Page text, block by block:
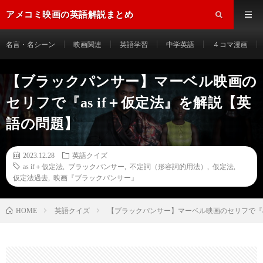
アメコミ映画の英語解説まとめ
名言・名シーン 映画関連 英語学習 中学英語 ４コマ漫画
【ブラックパンサー】マーベル映画の
セリフで『as if＋仮定法』を解説【英
語の問題】
2023.12.28
英語クイズ
as if＋仮定法
ブラックパンサー 不定詞（形容詞的用法） 仮定法
仮定法過去 映画『ブラックパンサー』
HOME 英語クイズ 【ブラックパンサー】マーベル映画のセリフで